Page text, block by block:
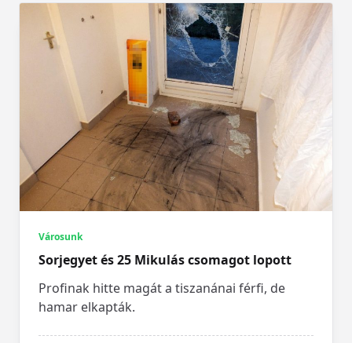
Városunk
Sorjegyet és 25 Mikulás csomagot lopott
Profinak hitte magát a tiszanánai férfi, de
hamar elkapták.